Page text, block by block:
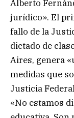
Alberto
jurídico». El
fallo de la
dictado de
Aires, genera
medidas que
Justicia
«No estamos